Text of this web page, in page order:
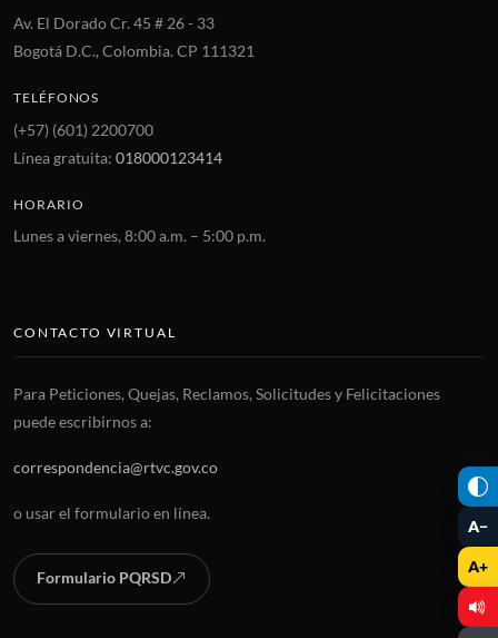
A−
A+
Av. El Dorado Cr. 45 # 26 - 33
Bogotá D.C., Colombia. CP 111321
TELÉFONOS
(+57) (601) 2200700
Línea gratuita: 018000123414
HORARIO
Lunes a viernes, 8:00 a.m. – 5:00 p.m.
CONTACTO VIRTUAL
Para Peticiones, Quejas, Reclamos, Solicitudes y Felicitaciones
puede escribirnos a:
correspondencia@rtvc.gov.co
o usar el formulario en línea.
Formulario PQRSD